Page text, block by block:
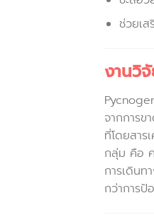
ช่วยเ
งานวิ
จากการข
ที่โดยสาร
กลุ่ม คือ
การเดินท
กว่าการ